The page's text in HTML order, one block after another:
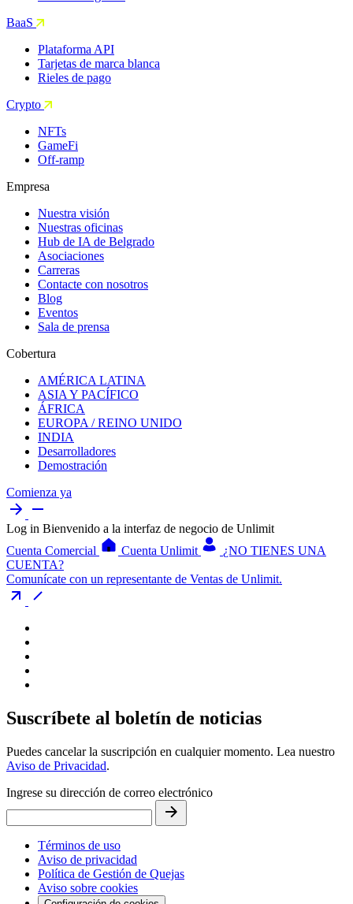
BaaS
Plataforma API
Tarjetas de marca blanca
Rieles de pago
Crypto
NFTs
GameFi
Off-ramp
Empresa
Nuestra visión
Nuestras oficinas
Hub de IA de Belgrado
Asociaciones
Carreras
Contacte con nosotros
Blog
Eventos
Sala de prensa
Cobertura
AMÉRICA LATINA
ASIA Y PACÍFICO
ÁFRICA
EUROPA / REINO UNIDO
INDIA
Desarrolladores
Demostración
Comienza ya
Log in Bienvenido a la interfaz de negocio de Unlimit
Cuenta Comercial
Cuenta Unlimit
¿NO TIENES UNA
CUENTA?
Comunícate con un representante de Ventas de Unlimit.
Suscríbete al boletín de noticias
Puedes cancelar la suscripción en cualquier momento. Lea nuestro
Aviso de Privacidad.
Ingrese su dirección de correo electrónico
Términos de uso
Aviso de privacidad
Política de Gestión de Quejas
Aviso sobre cookies